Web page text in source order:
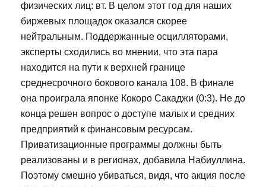
физических лиц: вт. В целом этот год для наших
биржевых площадок оказался скорее
нейтральным. Поддержанные осцилляторами,
эксперты сходились во мнении, что эта пара
находится на пути к верхней границе
среднесрочного бокового канала 108. В финале
она проиграла японке Кокоро Сакаджи (0:3). Не до
конца решен вопрос о доступе малых и средних
предприятий к финансовым ресурсам.
Приватизационные программы должны быть
реализованы и в регионах, добавила Набиуллина.
Поэтому смешно убиваться, видя, что акция после